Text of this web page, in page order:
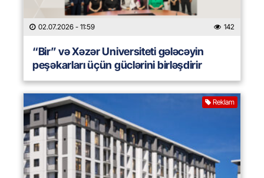
02.07.2026 - 11:59 142
“Bir” və Xəzər Universiteti gələcəyin
peşəkarları üçün güclərini birləşdirir
Reklam